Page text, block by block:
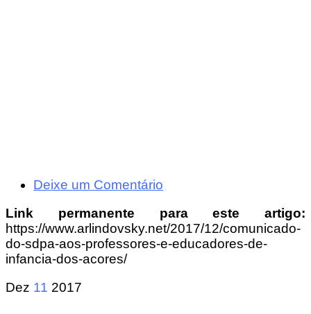
Deixe um Comentário
Link permanente para este artigo:
https://www.arlindovsky.net/2017/12/comunicado-
do-sdpa-aos-professores-e-educadores-de-
infancia-dos-acores/
Dez 11 2017